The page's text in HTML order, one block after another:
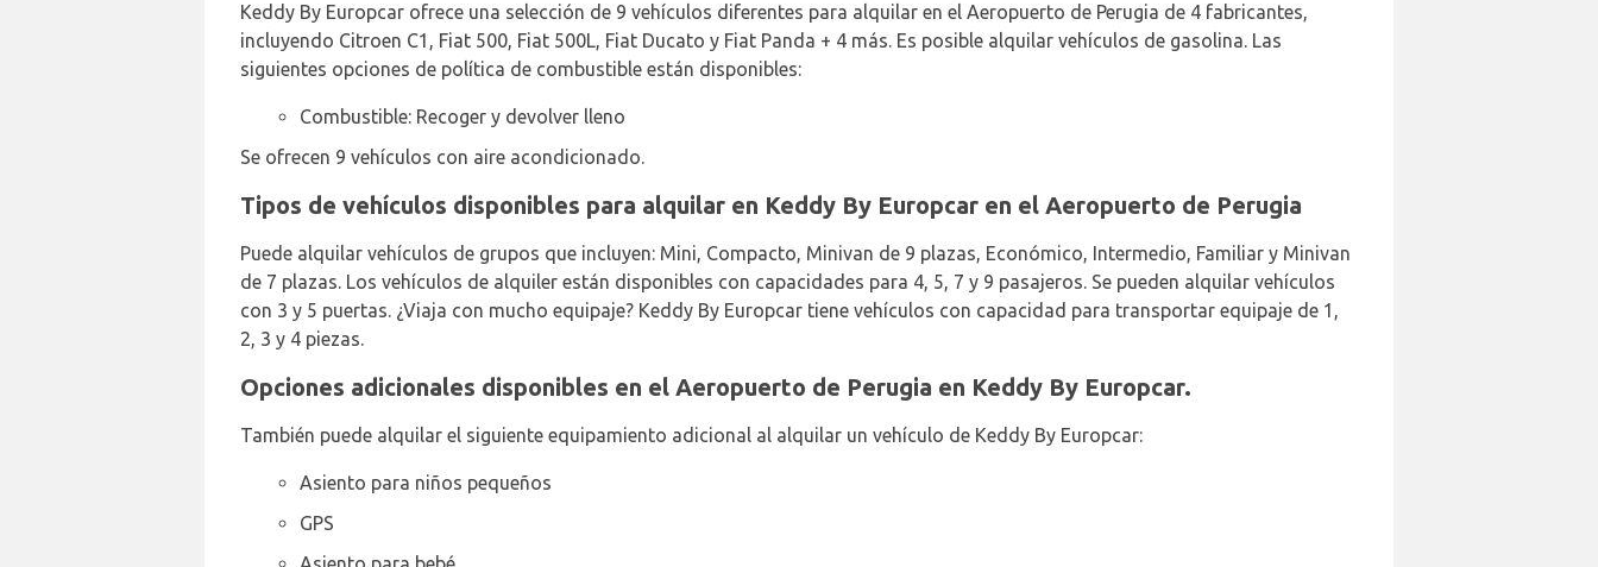
Keddy By Europcar ofrece una selección de 9 vehículos diferentes para alquilar en el Aeropuerto de Perugia de 4 fabricantes,
incluyendo Citroen C1, Fiat 500, Fiat 500L, Fiat Ducato y Fiat Panda + 4 más. Es posible alquilar vehículos de gasolina. Las
siguientes opciones de política de combustible están disponibles:
Combustible: Recoger y devolver lleno
Se ofrecen 9 vehículos con aire acondicionado.
Tipos de vehículos disponibles para alquilar en Keddy By Europcar en el Aeropuerto de Perugia
Puede alquilar vehículos de grupos que incluyen: Mini, Compacto, Minivan de 9 plazas, Económico, Intermedio, Familiar y Minivan
de 7 plazas. Los vehículos de alquiler están disponibles con capacidades para 4, 5, 7 y 9 pasajeros. Se pueden alquilar vehículos
con 3 y 5 puertas. ¿Viaja con mucho equipaje? Keddy By Europcar tiene vehículos con capacidad para transportar equipaje de 1,
2, 3 y 4 piezas.
Opciones adicionales disponibles en el Aeropuerto de Perugia en Keddy By Europcar.
También puede alquilar el siguiente equipamiento adicional al alquilar un vehículo de Keddy By Europcar:
Asiento para niños pequeños
GPS